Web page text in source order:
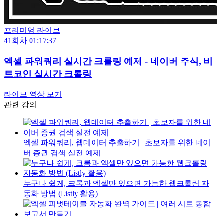
프리미엄 라이브
41회차 01:17:37
엑셀 파워쿼리 실시간 크롤링 예제 - 네이버 주식, 비
트코인 실시간 크롤링
라이브 영상 보기
관련 강의
엑셀 파워쿼리, 웹데이터 추출하기 | 초보자를 위한 네이
버 증권 검색 실전 예제
누구나 쉽게, 크롬과 엑셀만 있으면 가능한 웹크롤링 자
동화 방법 (Listly 활용)